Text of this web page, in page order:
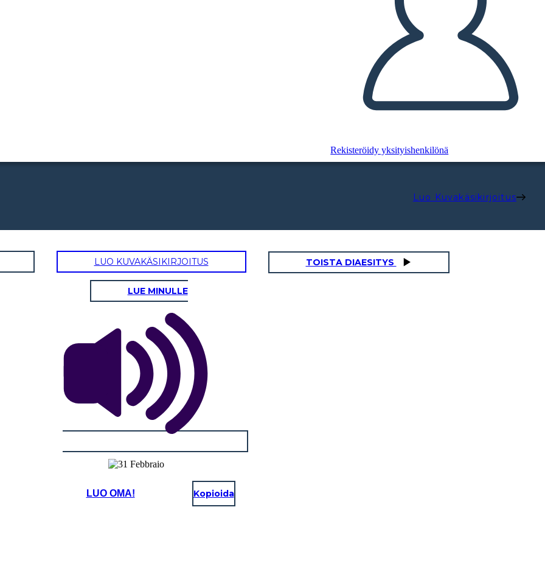
Rekisteröidy yksityishenkilönä
Luo Kuvakäsikirjoitus
LUO KUVAKÄSIKIRJOITUS TOISTA DIAESITYS
LUE MINULLE
LUO OMA! Kopioida